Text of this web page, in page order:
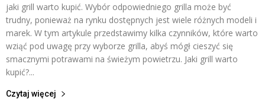
jaki grill warto kupić. Wybór odpowiedniego grilla może być
trudny, ponieważ na rynku dostępnych jest wiele różnych modeli i
marek. W tym artykule przedstawimy kilka czynników, które warto
wziąć pod uwagę przy wyborze grilla, abyś mógł cieszyć się
smacznymi potrawami na świeżym powietrzu. Jaki grill warto
kupić?...
Czytaj więcej